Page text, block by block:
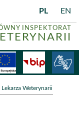
INSPEKTORAT
PL EN
BiP
Weterynarii